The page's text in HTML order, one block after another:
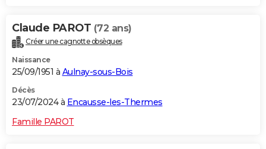
Dictionnaire
Biographies
Citations
Expressions
Proverbes
PROGRAMME TV
COPAINS D'AVANT
S'inscrire
Se connecter
Lycées
Collèges
Primaires
Universités
Entreprises
Service militaire
Avis de recherche
AVIS DE DÉCÈS
Claude PAROT (72 ans)
Créer une cagnotte obsèques
Naissance
25/09/1951 à Aulnay-sous-Bois
Décès
23/07/2024 à Encausse-les-Thermes
Famille PAROT